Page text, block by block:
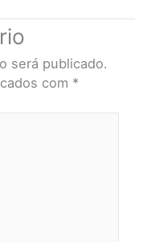
será publicado.
com *